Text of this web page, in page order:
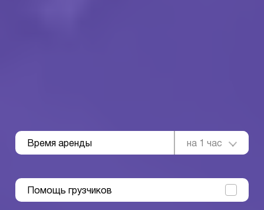
Время аренды на 1 час
Помощь грузчиков